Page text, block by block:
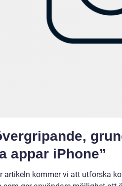
appar iPhone”
artikeln kommer vi att utforska